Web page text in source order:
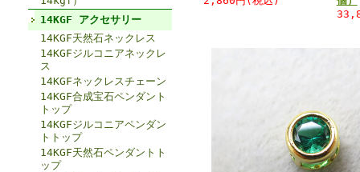
14KGF アクセサリー
14KGF天然石ネックレス
14KGFジルコニアネックレ
ス
14KGFネックレスチェーン
14KGF合成宝石ペンダント
トップ
14KGFジルコニアペンダン
トトップ
14KGF天然石ペンダントト
ップ